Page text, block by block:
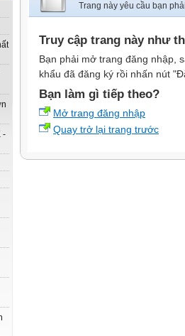
-
Trang này yêu cầu bạn
Truy cập trang này như
Bạn phải mở trang đăng nhập,
khẩu đã đăng ký rồi nhấn nút
Bạn làm gì tiếp theo?
Mở trang đăng nhập
Quay trở lại trang trước